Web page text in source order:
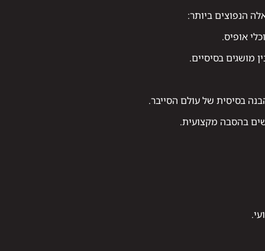
הנפוצים ביותר:
מושגים בסיסיים.
בסיסית של עולם הסייבר.